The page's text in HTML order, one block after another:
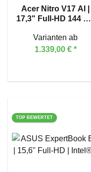
Acer Nitro V17 AI |
17,3" Full-HD 144 Hz|
GeForce RTX™ 5070
Varianten ab
1.339,00 € *
TOP BEWERTET